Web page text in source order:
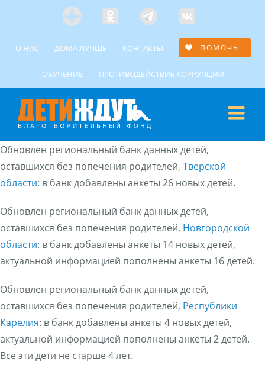
ЯндексОдноклассники
Telegramm
Custom
О НАС ДОМА ЛУЧШЕ КОНТАКТЫ ПОМОЧЬ
ОБУЧЕНИЕ ПРОТИВОДЕЙСТВИЕ КОРРУПЦИИ
Обновлен региональный банк данных детей,
оставшихся без попечения родителей, Тверской
области: в банк добавлены анкеты 26 новых детей.
Обновлен региональный банк данных детей,
оставшихся без попечения родителей, Новгородской
области: в банк добавлены анкеты 14 новых детей,
актуальной информацией пополнены анкеты 16 детей.
Обновлен региональный банк данных детей,
оставшихся без попечения родителей, Республики
Карелия: в банк добавлены анкеты 4 новых детей,
актуальной информацией пополнены анкеты 2 детей.
Все эти дети не старше 4 лет.